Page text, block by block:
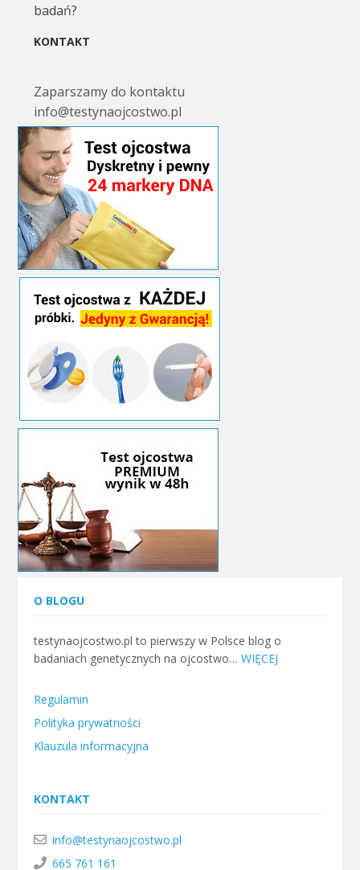
badań?
KONTAKT
Zaparszamy do kontaktu
info@testynaojcostwo.pl
O BLOGU
testynaojcostwo.pl to pierwszy w Polsce blog o
badaniach genetycznych na ojcostwo…WIĘCEJ
Regulamin
Polityka prywatności
Klauzula informacyjna
KONTAKT
info@testynaojcostwo.pl
665 761 161